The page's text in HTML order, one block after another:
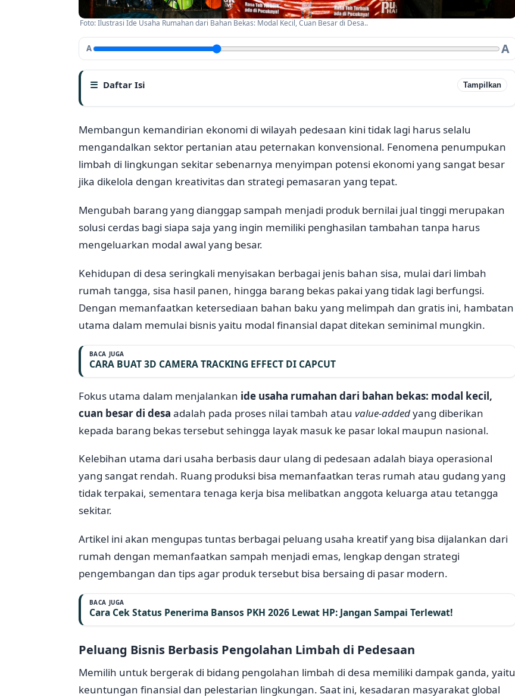
Foto: Ilustrasi Ide Usaha Rumahan dari Bahan Bekas: Modal Kecil, Cuan Besar di Desa..
A A
Daftar Isi Tampilkan
Membangun kemandirian ekonomi di wilayah pedesaan kini tidak lagi harus selalu
mengandalkan sektor pertanian atau peternakan konvensional. Fenomena penumpukan
limbah di lingkungan sekitar sebenarnya menyimpan potensi ekonomi yang sangat besar
jika dikelola dengan kreativitas dan strategi pemasaran yang tepat.
Mengubah barang yang dianggap sampah menjadi produk bernilai jual tinggi merupakan
solusi cerdas bagi siapa saja yang ingin memiliki penghasilan tambahan tanpa harus
mengeluarkan modal awal yang besar.
Kehidupan di desa seringkali menyisakan berbagai jenis bahan sisa, mulai dari limbah
rumah tangga, sisa hasil panen, hingga barang bekas pakai yang tidak lagi berfungsi.
Dengan memanfaatkan ketersediaan bahan baku yang melimpah dan gratis ini, hambatan
utama dalam memulai bisnis yaitu modal finansial dapat ditekan seminimal mungkin.
BACA JUGA
CARA BUAT 3D CAMERA TRACKING EFFECT DI CAPCUT
Fokus utama dalam menjalankan ide usaha rumahan dari bahan bekas: modal kecil,
cuan besar di desa adalah pada proses nilai tambah atau value-addedyang diberikan
kepada barang bekas tersebut sehingga layak masuk ke pasar lokal maupun nasional.
Kelebihan utama dari usaha berbasis daur ulang di pedesaan adalah biaya operasional
yang sangat rendah. Ruang produksi bisa memanfaatkan teras rumah atau gudang yang
tidak terpakai, sementara tenaga kerja bisa melibatkan anggota keluarga atau tetangga
sekitar.
Artikel ini akan mengupas tuntas berbagai peluang usaha kreatif yang bisa dijalankan dari
rumah dengan memanfaatkan sampah menjadi emas, lengkap dengan strategi
pengembangan dan tips agar produk tersebut bisa bersaing di pasar modern.
BACA JUGA
Cara Cek Status Penerima Bansos PKH 2026 Lewat HP: Jangan Sampai Terlewat!
Peluang Bisnis Berbasis Pengolahan Limbah di Pedesaan
Memilih untuk bergerak di bidang pengolahan limbah di desa memiliki dampak ganda, yaitu
keuntungan finansial dan pelestarian lingkungan. Saat ini, kesadaran masyarakat global